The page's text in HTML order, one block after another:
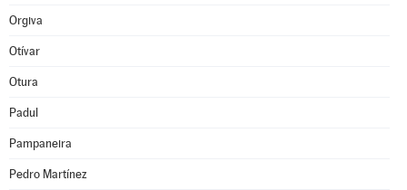
Orgiva
Otívar
Otura
Padul
Pampaneira
Pedro Martínez